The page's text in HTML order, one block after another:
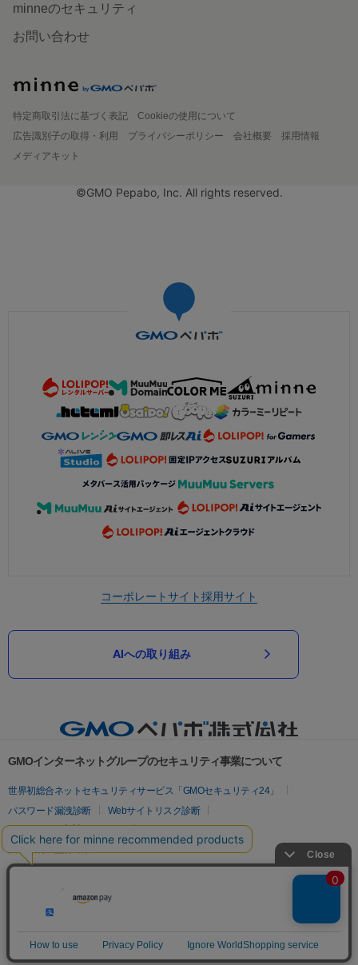
minneのセキュリティ
お問い合わせ
特定商取引法に基づく表記
Cookieの使用について
広告識別子の取得・利用
プライバシーポリシー 会社概要
採用情報
メディアキット
©GMO Pepabo, Inc. All rights reserved.
コーポレートサイト採用サイト
AIへの取り組み
GMOインターネットグループのセキュリティ事業について
世界初総合ネットセキュリティサービス「GMOセキュリティ24」
パスワード漏洩診断
Webサイトリスク診断
セキュリティ相談AIチャットボット
実在証明・盗聴対策
サイバー攻撃対策（GMOサイバーセキュリティ byイエラエ）
サイバー攻撃対策（GMO Flatt Security）
セキュリティ事業の軌跡